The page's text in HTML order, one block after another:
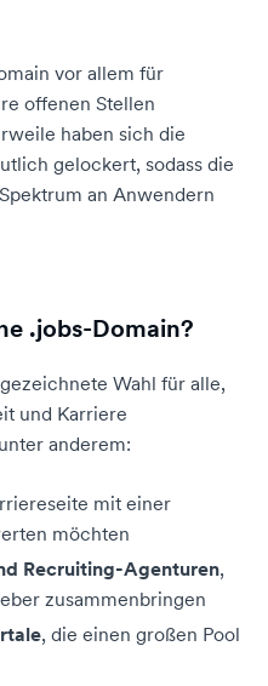
vor allem für
offenen Stellen
haben sich die
gelockert, sodass die
an Anwendern
.jobs-Domain?
Wahl für alle,
und Karriere
anderem:
mit einer
möchten
Recruiting-Agenturen,
zusammenbringen
, die einen großen Pool